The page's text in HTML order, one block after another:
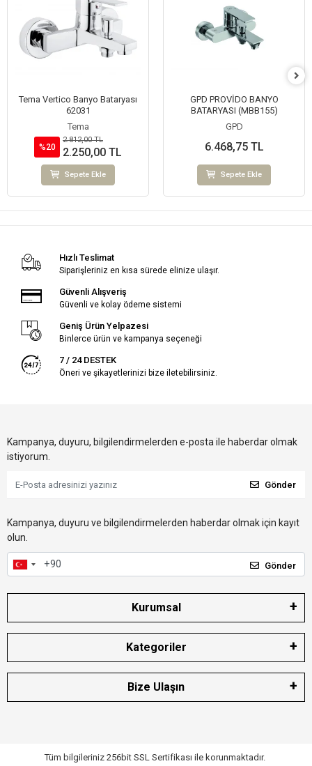
Tema Vertico Banyo Bataryası
62031
Tema
%20
2.812,00 TL
2.250,00 TL
Sepete Ekle
GPD PROVİDO BANYO
BATARYASI (MBB155)
GPD
6.468,75 TL
Sepete Ekle
Hızlı Teslimat
Siparişleriniz en kısa sürede elinize ulaşır.
Güvenli Alışveriş
Güvenli ve kolay ödeme sistemi
Geniş Ürün Yelpazesi
Binlerce ürün ve kampanya seçeneği
7 / 24 DESTEK
Öneri ve şikayetlerinizi bize iletebilirsiniz.
Kampanya, duyuru, bilgilendirmelerden e-posta ile haberdar olmak
istiyorum.
Gönder
Kampanya, duyuru ve bilgilendirmelerden haberdar olmak için kayıt
olun.
Gönder
Kurumsal
Kategoriler
Bize Ulaşın
Tüm bilgileriniz 256bit SSL Sertifikası ile korunmaktadır.